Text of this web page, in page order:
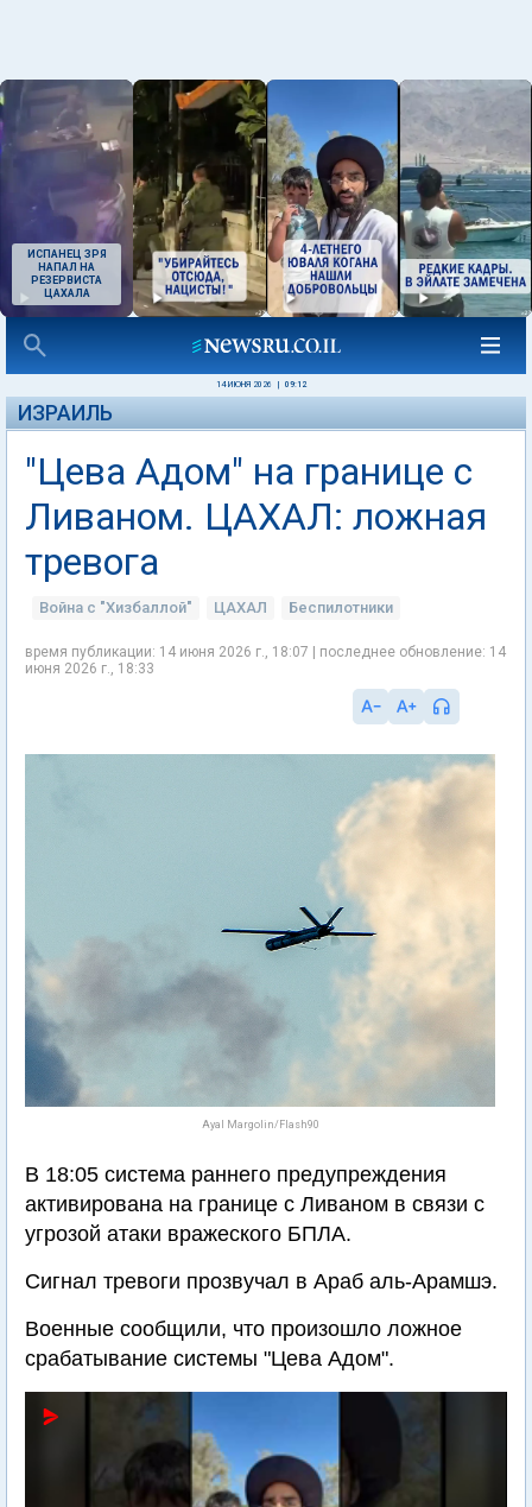
ИСПАНЕЦ ЗРЯ
НАПАЛ НА
РЕЗЕРВИСТА
ЦАХАЛА
14 ИЮНЯ 2026 09:12
ИЗРАИЛЬ
"Цева Адом" на границе с
Ливаном. ЦАХАЛ: ложная
тревога
Война с "Хизбаллой" ЦАХАЛ Беспилотники
время публикации: 14 июня 2026 г., 18:07 | последнее обновление: 14
июня 2026 г., 18:33
Ayal Margolin/Flash90
В 18:05 система раннего предупреждения
активирована на границе с Ливаном в связи с
угрозой атаки вражеского БПЛА.
Сигнал тревоги прозвучал в Араб аль-Арамшэ.
Военные сообщили, что произошло ложное
срабатывание системы "Цева Адом".